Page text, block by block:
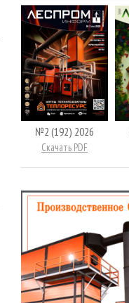
№2 (192) 2026
Скачать PDF